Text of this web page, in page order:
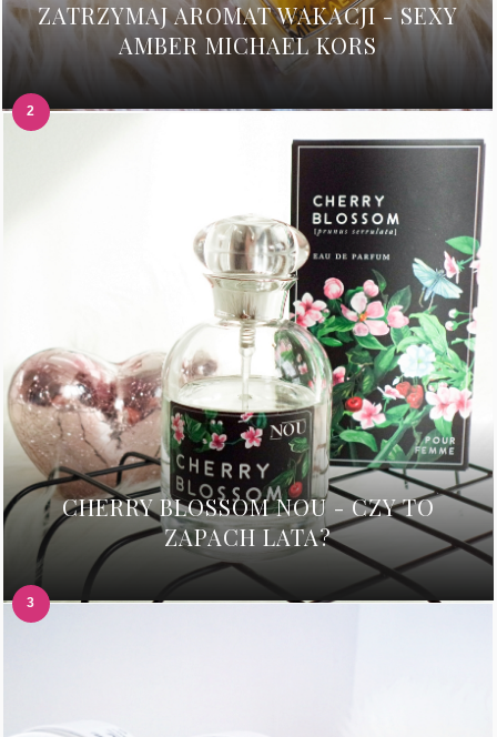
ZATRZYMAJ AROMAT WAKACJI - SEXY
AMBER MICHAEL KORS
CHERRY BLOSSOM NOU - CZY TO
ZAPACH LATA?